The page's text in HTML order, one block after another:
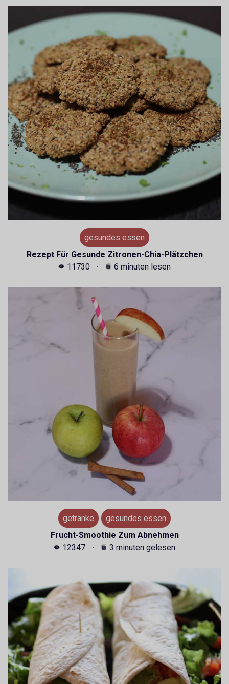
gesundes essen
Rezept Für Gesunde Zitronen-Chia-Plätzchen
11730
6 minuten lesen
getränke
gesundes essen
Frucht-Smoothie Zum Abnehmen
12347
3 minuten gelesen